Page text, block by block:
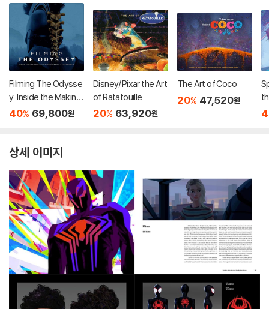
Filming The Odysse
y: Inside the Making
of Christopher Nola
40% 69,800원
Disney/Pixar the Art
of Ratatouille
20% 63,920원
The Art of Coco
20% 47,520원
상세 이미지